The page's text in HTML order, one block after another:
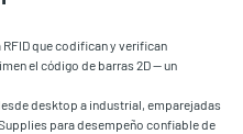
que codifican y verifican
el código de barras 2D — un
desktop a industrial, emparejadas
para desempeño confiable de